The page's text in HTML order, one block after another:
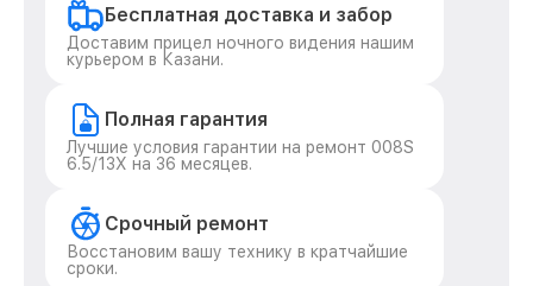
Бесплатная доставка и забор
Доставим прицел ночного видения нашим
курьером в Казани.
Полная гарантия
Лучшие условия гарантии на ремонт 008S
6.5/13X на 36 месяцев.
Срочный ремонт
Восстановим вашу технику в кратчайшие
сроки.